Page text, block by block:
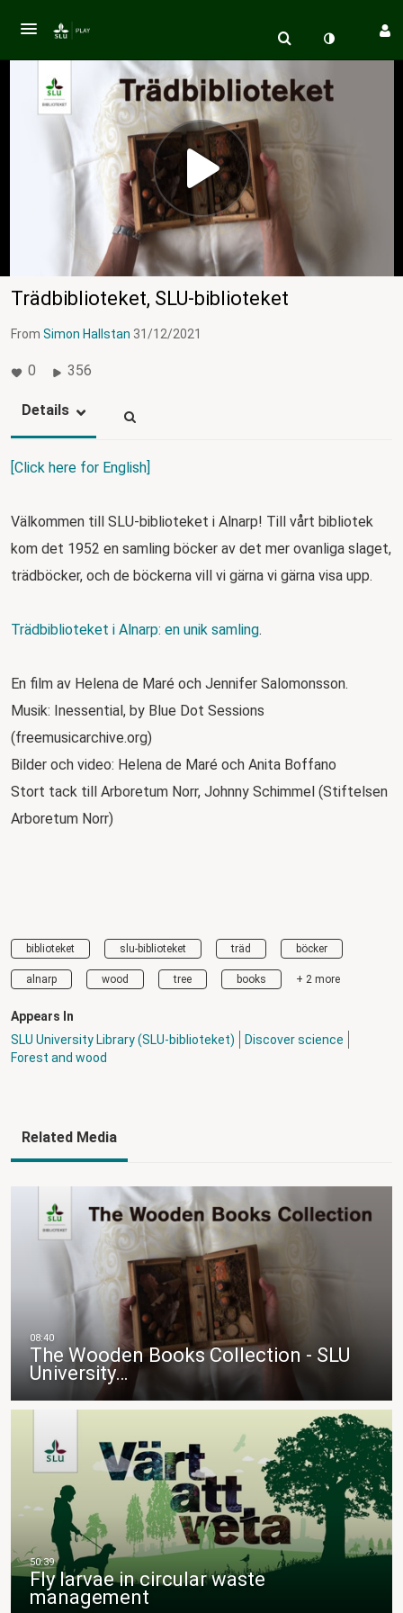
Trädbiblioteket, SLU-biblioteket
From Simon Hallstan 31/12/2021
0 356
Details
[Click here for English]
Välkommen till SLU-biblioteket i Alnarp! Till vårt bibliotek
kom det 1952 en samling böcker av det mer ovanliga slaget,
trädböcker, och de böckerna vill vi gärna vi gärna visa upp.
Trädbiblioteket i Alnarp: en unik samling.
En film av Helena de Maré och Jennifer Salomonsson.
Musik: Inessential, by Blue Dot Sessions
(freemusicarchive.org)
Bilder och video: Helena de Maré och Anita Boffano
Stort tack till Arboretum Norr, Johnny Schimmel (Stiftelsen
Arboretum Norr)
biblioteket slu-biblioteket träd böcker
alnarp wood tree books + 2 more
Appears In
SLU University Library (SLU-biblioteket)
Discover science
Forest and wood
Related Media
The Wooden Books Collection - SLU
University…
Fly larvae in circular waste
management